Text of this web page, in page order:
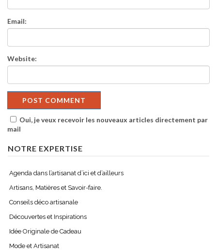
Email:
Website:
Oui, je veux recevoir les nouveaux articles directement par
mail
NOTRE EXPERTISE
Agenda dans l’artisanat d’ici et d’ailleurs
Artisans, Matières et Savoir-faire.
Conseils déco artisanale
Découvertes et Inspirations
Idée Originale de Cadeau
Mode et Artisanat